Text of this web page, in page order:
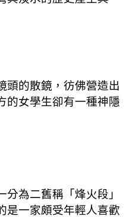
頭的散鏡，彷佛營造出
的女學生卻有一種神隱
為二舊稱「烽火段」
是一家頗受年輕人喜歡